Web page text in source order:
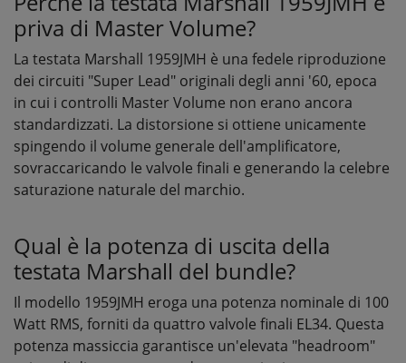
priva di Master Volume?
La testata Marshall 1959JMH è una fedele riproduzione
dei circuiti "Super Lead" originali degli anni '60, epoca
in cui i controlli Master Volume non erano ancora
standardizzati. La distorsione si ottiene unicamente
spingendo il volume generale dell'amplificatore,
sovraccaricando le valvole finali e generando la celebre
saturazione naturale del marchio.
Qual è la potenza di uscita della
testata Marshall del bundle?
Il modello 1959JMH eroga una potenza nominale di 100
Watt RMS, forniti da quattro valvole finali EL34. Questa
potenza massiccia garantisce un'elevata "headroom"